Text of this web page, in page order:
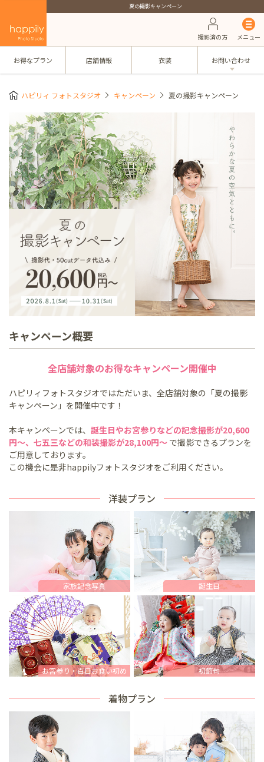
夏の撮影キャンペーン
撮影済の方 メニュー
お得なプラン 店舗情報 衣装 お問い合わせ
ハピリィ フォトスタジオ キャンペーン 夏の撮影キャンペーン
キャンペーン概要
全店舗対象のお得なキャンペーン開催中
ハピリィフォトスタジオではただいま、全店舗対象の「夏の撮影
キャンペーン」を開催中です！
本キャンペーンでは、 誕生日やお宮参りなどの記念撮影が20,600
円～、七五三などの和装撮影が28,100円～ で撮影できるプランを
ご用意しております。
この機会に是非happilyフォトスタジオをご利用ください。
洋装プラン
家族記念写真 誕生日
お宮参り・百日お食い初め 初節句
着物プラン